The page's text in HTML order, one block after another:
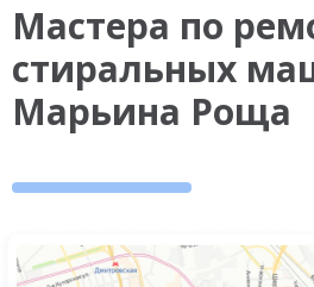
Мастера по
стиральных
Марьина Роща